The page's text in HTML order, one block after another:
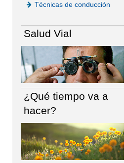
Técnicas de conducción
Salud Vial
¿Qué tiempo va a
hacer?